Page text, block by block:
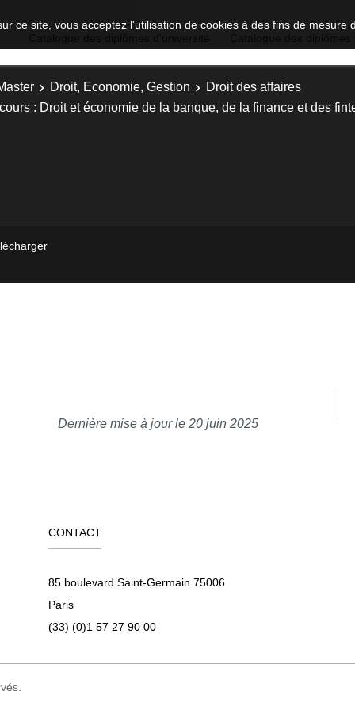
ce site, vous acceptez l'utilisation de cookies à des fins de mesure
Droit, Economie, Gestion
Droit des affaires
: Droit et économie de la banque, de la finance et des
Dernière mise à jour le 20 juin 2025
CONTACT
85 boulevard Saint-Germain 75006
Paris
(33) (0)1 57 27 90 00